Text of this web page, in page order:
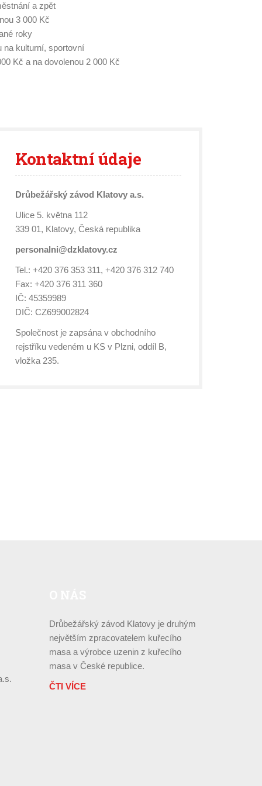
a zpět
3 000 Kč
roky
na kulturní, sportovní
Kč a na dovolenou 2 000 Kč
Kontaktníúdaje
Drůbežářský závod Klatovy a.s.
Ulice 5. května 112
339 01, Klatovy, Česká republika
personalni@dzklatovy.cz
Tel.: +420 376 353 311, +420 376 312 740
Fax: +420 376 311 360
IČ: 45359989
DIČ: CZ699002824
Společnost je zapsána v obchodního
rejstříku vedeném u KS v Plzni, oddíl B,
vložka 235.
Drůbežářský závod Klatovy je druhým
největším zpracovatelem kuřecího
masa a výrobce uzenin z kuřecího
masa v České republice.
ČTI VÍCE